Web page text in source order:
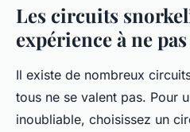
Les circuits
expérience à ne
Il existe de nombreux
tous ne se valent pas. Pour
inoubliable, choisissez un